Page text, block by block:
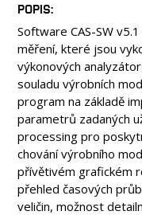
POPIS
Software CAS-SW
měření, které jsou
výkonových
souladu výrobních
program na základě
parametrů zadaných
processing pro
chování výrobního
přívětivém grafickém
přehled časových
veličin, možnost